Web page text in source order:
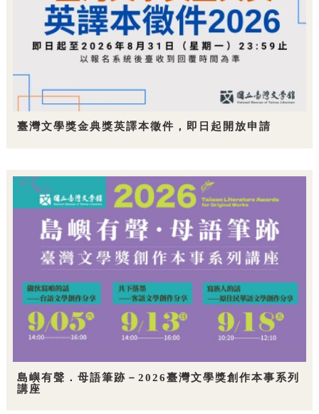
臺灣文學獎金典獎英譯本徵件，即日起開放申請
島嶼有聲．母語筆跡－2026臺灣文學獎創作本事系列
講座